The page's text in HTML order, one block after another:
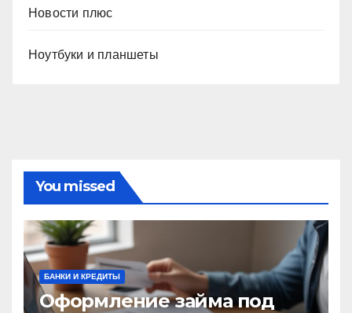
Новости плюс
Ноутбуки и планшеты
You missed
БАНКИ И КРЕДИТЫ
Оформление займа под